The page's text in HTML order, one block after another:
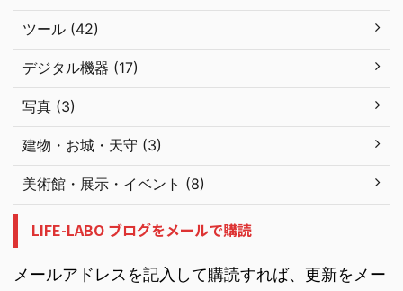
ツール (42)
デジタル機器 (17)
写真 (3)
建物・お城・天守 (3)
美術館・展示・イベント (8)
LIFE-LABO ブログをメールで購読
メールアドレスを記入して購読すれば、更新をメー